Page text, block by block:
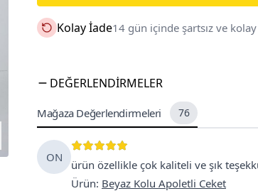
Kolay İade14 gün içinde şartsız ve
DEĞERLENDIRMELER
Mağaza Değerlendirmeleri 76
ON
ürün özellikle çok kaliteli ve şık
Ürün: Beyaz Kolu Apoletli Ceket